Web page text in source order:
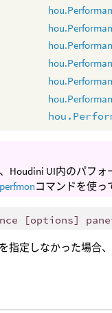
Houdini UI内のパフ
perfmonコマンドを使っ
[options]
指定しなかった場合